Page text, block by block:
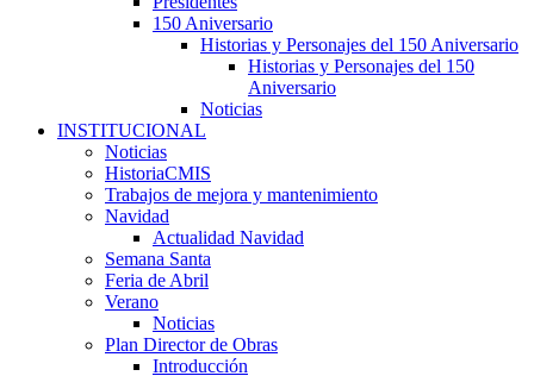
150 Aniversario
Historias y Personajes del 150 Aniversario
Historias y Personajes del 150
Aniversario
Noticias
INSTITUCIONAL
Noticias
HistoriaCMIS
Trabajos de mejora y mantenimiento
Navidad
Actualidad Navidad
Semana Santa
Feria de Abril
Verano
Noticias
Plan Director de Obras
Introducción